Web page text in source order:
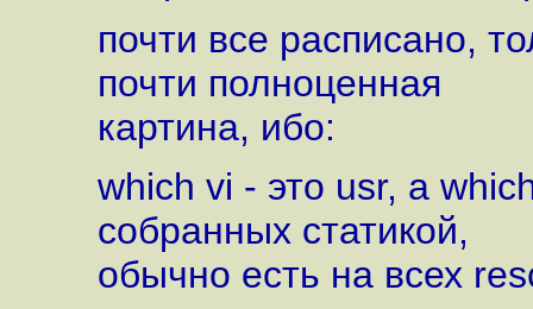
почти все расписано,
почти полноценная
картина, ибо:
which vi - это usr, а
собранных статикой,
обычно есть на всех